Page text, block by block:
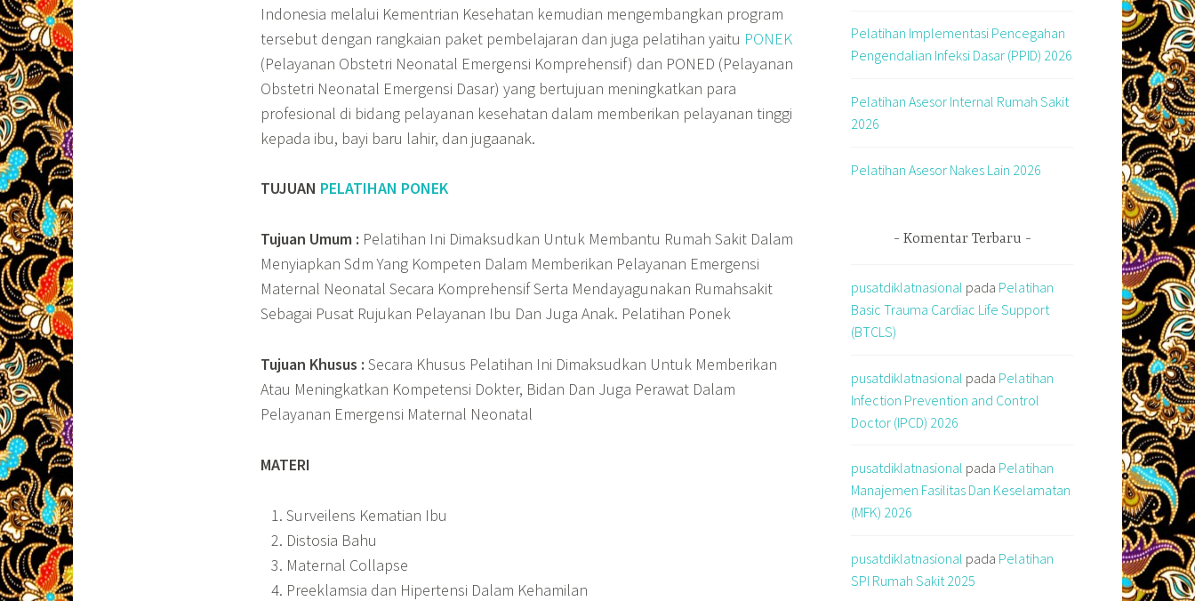
Indonesia melalui Kementrian Kesehatan kemudian mengembangkan program
tersebut dengan rangkaian paket pembelajaran dan juga pelatihan yaitu PONEK
(Pelayanan Obstetri Neonatal Emergensi Komprehensif) dan PONED (Pelayanan
Obstetri Neonatal Emergensi Dasar) yang bertujuan meningkatkan para
profesional di bidang pelayanan kesehatan dalam memberikan pelayanan tinggi
kepada ibu, bayi baru lahir, dan jugaanak.
TUJUAN PELATIHAN PONEK
Tujuan Umum : Pelatihan Ini Dimaksudkan Untuk Membantu Rumah Sakit Dalam
Menyiapkan Sdm Yang Kompeten Dalam Memberikan Pelayanan Emergensi
Maternal Neonatal Secara Komprehensif Serta Mendayagunakan Rumahsakit
Sebagai Pusat Rujukan Pelayanan Ibu Dan Juga Anak. Pelatihan Ponek
Tujuan Khusus : Secara Khusus Pelatihan Ini Dimaksudkan Untuk Memberikan
Atau Meningkatkan Kompetensi Dokter, Bidan Dan Juga Perawat Dalam
Pelayanan Emergensi Maternal Neonatal
MATERI
Surveilens Kematian Ibu
Distosia Bahu
Maternal Collapse
Preeklamsia dan Hipertensi Dalam Kehamilan
Pelatihan Implementasi Pencegahan
Pengendalian Infeksi Dasar (PPID) 2026
Pelatihan Asesor Internal Rumah Sakit
2026
Pelatihan Asesor Nakes Lain 2026
Komentar Terbaru
pusatdiklatnasional pada Pelatihan
Basic Trauma Cardiac Life Support
(BTCLS)
pusatdiklatnasional pada Pelatihan
Infection Prevention and Control
Doctor (IPCD) 2026
pusatdiklatnasional pada Pelatihan
Manajemen Fasilitas Dan Keselamatan
(MFK) 2026
pusatdiklatnasional pada Pelatihan
SPI Rumah Sakit 2025